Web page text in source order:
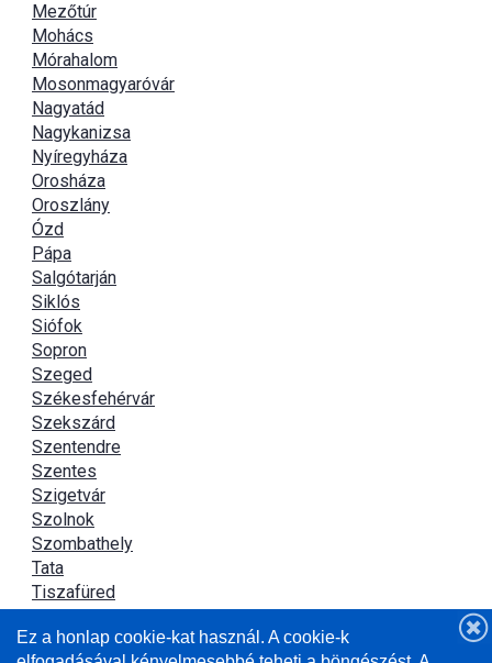
Mezőtúr
Mohács
Mórahalom
Mosonmagyaróvár
Nagyatád
Nagykanizsa
Nyíregyháza
Orosháza
Oroszlány
Ózd
Pápa
Salgótarján
Siklós
Siófok
Sopron
Szeged
Székesfehérvár
Szekszárd
Szentendre
Szentes
Szigetvár
Szolnok
Szombathely
Tata
Tiszafüred
Újszász
Ez a honlap cookie-kat használ. A cookie-k